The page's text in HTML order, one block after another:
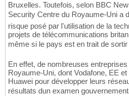
Bruxelles. Toutefois, selon BBC
Security Centre du Royaume-Uni a
risque posé par l'utilisation de la
projets de télécommunications
même si le pays est en trait de sortir
En effet, de nombreuses
Royaume-Uni, dont Vodafone, EE
Huawei pour développer leurs
résultats dun examen